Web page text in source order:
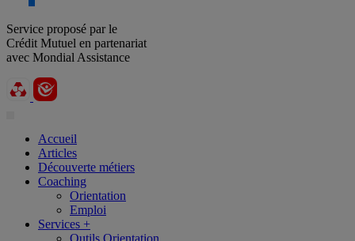
Service proposé par le
Crédit Mutuel en partenariat
avec Mondial Assistance
Accueil
Articles
Découverte métiers
Coaching
Orientation
Emploi
Services +
Outils Orientation